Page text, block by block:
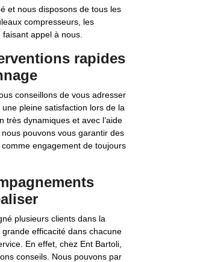
et nous disposons de tous les
compresseurs, les
appel à nous.
rapides
conseillons de vous adresser
pleine satisfaction lors de la
très dynamiques et avec l’aide
pouvons vous garantir des
engagement de toujours
plusieurs clients dans la
efficacité dans chacune
En effet, chez Ent Bartoli,
conseils. Nous pouvons par